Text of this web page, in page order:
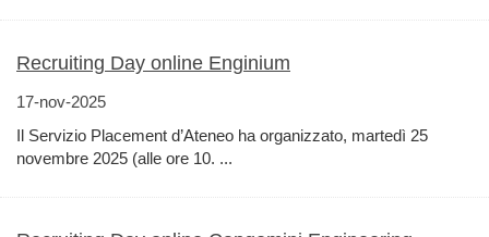
Recruiting Day online Enginium
17-nov-2025
Il Servizio Placement d’Ateneo ha organizzato, martedì 25
novembre 2025 (alle ore 10. ...